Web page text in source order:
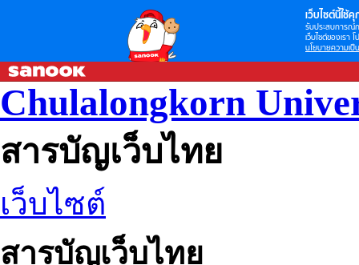
เว็บไซต์นี้ใช้คุ
รับประสบการณ์
เว็บไซต์ของเรา
นโยบายความเป็
Chulalongkorn
สารบัญเว็บไทย
เว็บไซต์
สารบัญเว็บไทย